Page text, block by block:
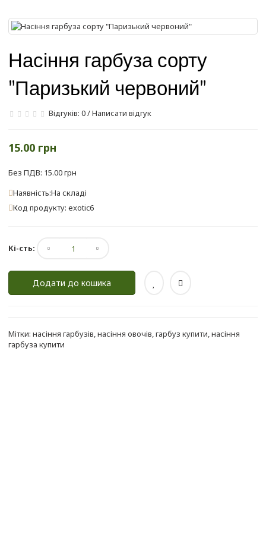
Насіння гарбуза сорту
"Паризький червоний"
Відгуків: 0/Написати відгук
15.00 грн
Без ПДВ: 15.00 грн
Наявність:На складі
Код продукту: exotic6
Кі-сть:
Додати до кошика
Мітки: насіння гарбузів,насіння овочів,гарбуз купити,насіння
гарбуза купити